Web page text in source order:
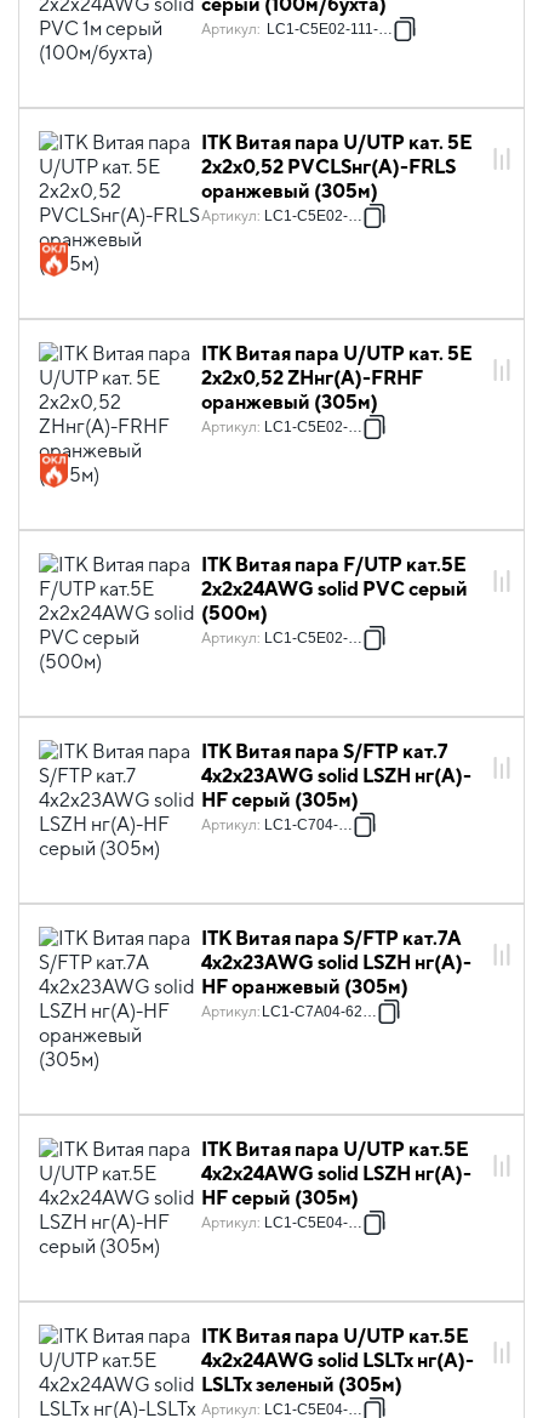
Артикул: LC1-C5E02-111-100
ITK Витая пара U/UTP кат. 5E
2х2х0,52 PVCLSнг(А)-FRLS
оранжевый (305м)
Артикул: LC1-C5E02-157
ITK Витая пара U/UTP кат. 5E
2х2х0,52 ZHнг(А)-FRHF
оранжевый (305м)
Артикул: LC1-C5E02-167
ITK Витая пара F/UTP кат.5E
2х2х24AWG solid PVC серый
(500м)
Артикул: LC1-C5E02-311
ITK Витая пара S/FTP кат.7
4х2х23AWG solid LSZH нг(А)-
HF серый (305м)
Артикул: LC1-C704-621
ITK Витая пара S/FTP кат.7A
4х2х23AWG solid LSZH нг(А)-
HF оранжевый (305м)
Артикул: LC1-C7A04-627-P
ITK Витая пара U/UTP кат.5E
4х2х24AWG solid LSZH нг(А)-
HF серый (305м)
Артикул: LC1-C5E04-121
ITK Витая пара U/UTP кат.5E
4x2х24AWG solid LSLTx нг(А)-
LSLTx зеленый (305м)
Артикул: LC1-C5E04-122